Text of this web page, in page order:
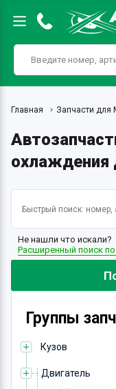
Главная Запчасти для
Не нашли что искали?
Расширенный поиск
Группы
Кузов
Двигатель